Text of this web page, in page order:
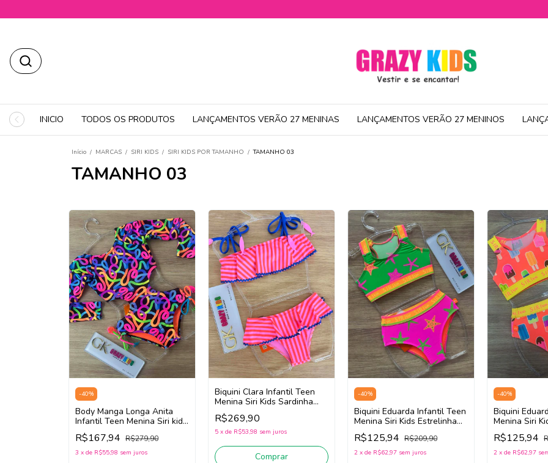
INICIO TODOS OS PRODUTOS LANÇAMENTOS VERÃO 27 MENINAS LANÇAMENTOS VERÃO 27 MENINOS
Início / MARCAS / SIRI KIDS / SIRI KIDS POR TAMANHO / TAMANHO 03
TAMANHO 03
-40%
Body Manga Longa Anita
Infantil Teen Menina Siri kids
Embolada 40206
(Preto/Laranja/Rosa)
R$167,94 R$279,90
3 x de R$55,98 sem juros
Biquini Clara Infantil Teen
Menina Siri Kids Sardinha
43060 (Rosa/Vermelho/Azul)
R$269,90
5 x de R$53,98 sem juros
Comprar
-40%
Biquini Eduarda Infantil Teen
Menina Siri Kids Estrelinha
40174 (Verde/Laranja/Rosa)
R$125,94 R$209,90
2 x de R$62,97 sem juros
-40%
Biquini
Menina Siri
(Laranja)
R$125,94
2 x de R$62,97